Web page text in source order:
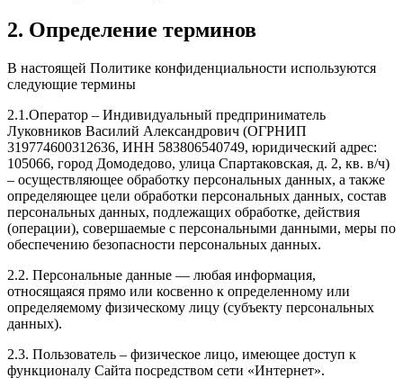
2. Определение терминов
В настоящей Политике конфиденциальности используются
следующие термины
2.1.Оператор – Индивидуальный предприниматель
Луковников Василий Александрович (ОГРНИП
319774600312636, ИНН 583806540749, юридический адрес:
105066, город Домодедово, улица Спартаковская, д. 2, кв. в/ч)
– осуществляющее обработку персональных данных, а также
определяющее цели обработки персональных данных, состав
персональных данных, подлежащих обработке, действия
(операции), совершаемые с персональными данными, меры по
обеспечению безопасности персональных данных.
2.2. Персональные данные — любая информация,
относящаяся прямо или косвенно к определенному или
определяемому физическому лицу (субъекту персональных
данных).
2.3. Пользователь – физическое лицо, имеющее доступ к
функционалу Сайта посредством сети «Интернет».